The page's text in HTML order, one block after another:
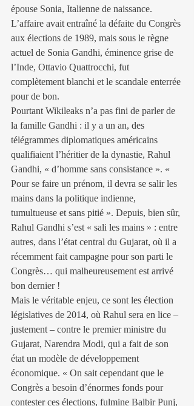
épouse Sonia, Italienne de naissance.
L’affaire avait entraîné la défaite du Congrès
aux élections de 1989, mais sous le règne
actuel de Sonia Gandhi, éminence grise de
l’Inde, Ottavio Quattrocchi, fut
complètement blanchi et le scandale enterrée
pour de bon.
Pourtant Wikileaks n’a pas fini de parler de
la famille Gandhi : il y a un an, des
télégrammes diplomatiques américains
qualifiaient l’héritier de la dynastie, Rahul
Gandhi, « d’homme sans consistance ». «
Pour se faire un prénom, il devra se salir les
mains dans la politique indienne,
tumultueuse et sans pitié ». Depuis, bien sûr,
Rahul Gandhi s’est « sali les mains » : entre
autres, dans l’état central du Gujarat, où il a
récemment fait campagne pour son parti le
Congrès… qui malheureusement est arrivé
bon dernier !
Mais le véritable enjeu, ce sont les élection
législatives de 2014, où Rahul sera en lice –
justement – contre le premier ministre du
Gujarat, Narendra Modi, qui a fait de son
état un modèle de développement
économique. « On sait cependant que le
Congrès a besoin d’énormes fonds pour
contester ces élections, fulmine Balbir Punj,